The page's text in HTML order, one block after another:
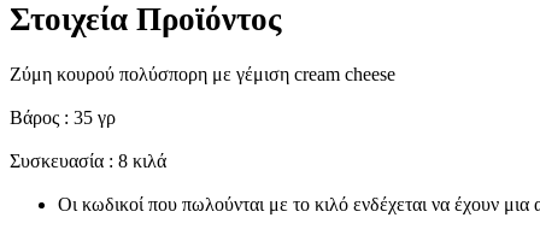
Στοιχεία Προϊόντος
Ζύμη κουρού πολύσπορη με γέμιση cream cheese
Βάρος : 35 γρ
Συσκευασία : 8 κιλά
Οι κωδικοί που πωλούνται με το κιλό ενδέχεται να έχουν